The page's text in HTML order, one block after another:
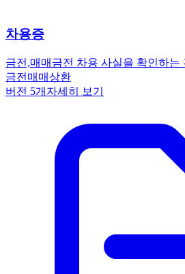
차용증
금전,매매 금전 차용 사실을 확인하는
금전 매매상환
버전 5개 자세히 보기